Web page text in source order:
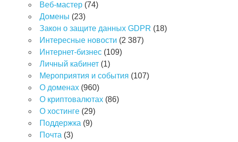
Веб-мастер (74)
Домены (23)
Закон о защите данных GDPR (18)
Интересные новости (2 387)
Интернет-бизнес (109)
Личный кабинет (1)
Мероприятия и события (107)
О доменах (960)
О криптовалютах (86)
О хостинге (29)
Поддержка (9)
Почта (3)